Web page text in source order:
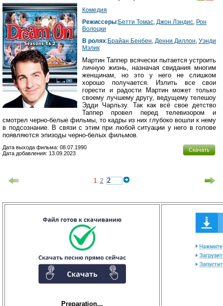
Комедия
Режиссеры:Бетти Томас, Джон Лэндис, Рон
Волоцки
В ролях:Брайан Бенбен, Денни Диллон, Уэнди
Мэлик
Мартин Таппер всячески пытается устроить
личную жизнь, назначая свидания многим
женщинам, но это у него не слишком
хорошо получается. Излить все свои
горести и радости Мартин может только
своему лучшему другу, ведущему телешоу
Эдди Чарльзу. Так как всё свое детство
Таппер провел перед телевизором и
смотрел черно-белые фильмы, то кадры из них глубоко вошли к нему
в подсознание. В связи с этим при любой ситуации у него в голове
появляются эпизоды черно-белых фильмов.
Скачать
Дата выхода фильма: 08.07.1990
Дата добавления: 13.09.2023
1 2
Preparation...